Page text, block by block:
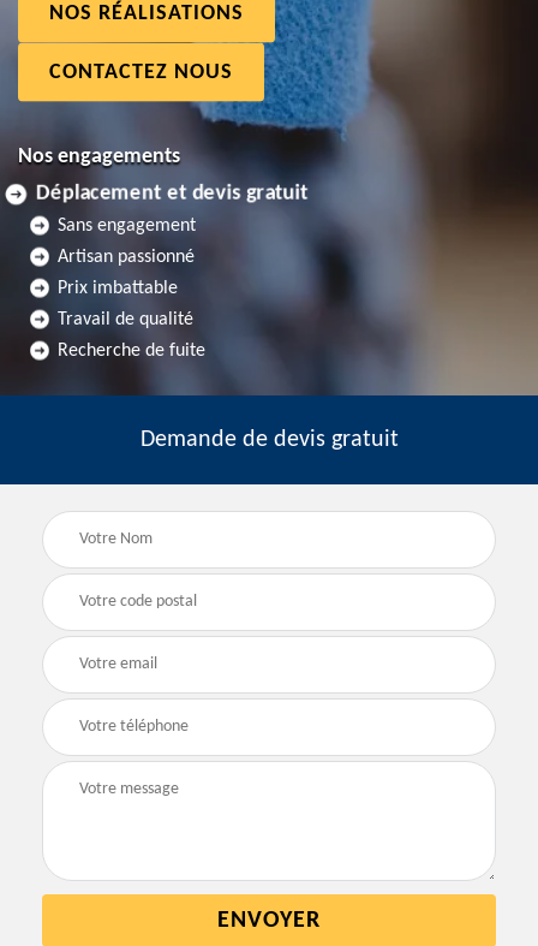
NOS RÉALISATIONS
CONTACTEZ NOUS
Nos engagements
Déplacement et devis gratuit
Sans engagement
Artisan passionné
Prix imbattable
Travail de qualité
Recherche de fuite
Demande de devis gratuit